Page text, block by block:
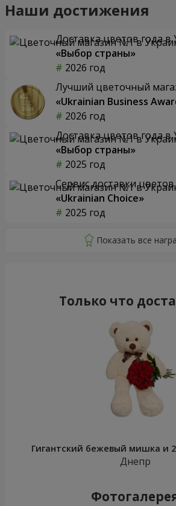
Наши достижения
Доставка цветов года в
«Выбор страны»
2026 год
Лучший цветочный
«Ukrainian Business
2026 год
Доставка цветов года в
«Выбор страны»
2025 год
Сервис доставки цветов
«Ukrainian Choice»
2025 год
Только что
Гигантский бежевый мишка и
Днепр